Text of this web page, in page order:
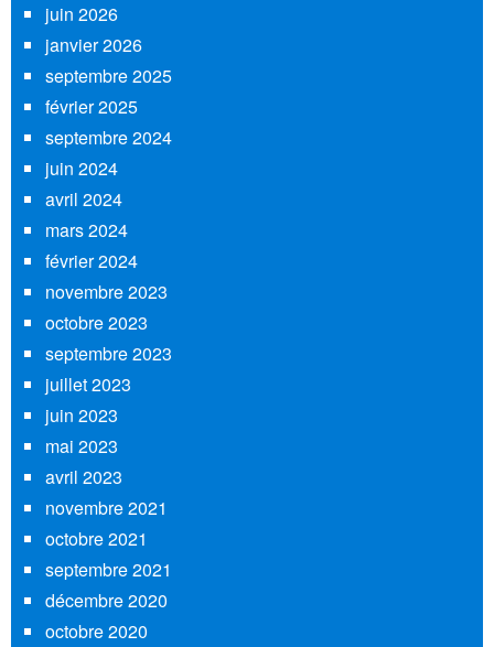
juin 2026
janvier 2026
septembre 2025
février 2025
septembre 2024
juin 2024
avril 2024
mars 2024
février 2024
novembre 2023
octobre 2023
septembre 2023
juillet 2023
juin 2023
mai 2023
avril 2023
novembre 2021
octobre 2021
septembre 2021
décembre 2020
octobre 2020